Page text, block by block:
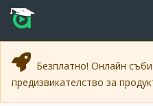
Прескочи към основното
Прескочи към навигацията
Безплатно! Онлайн
предизвикателство за